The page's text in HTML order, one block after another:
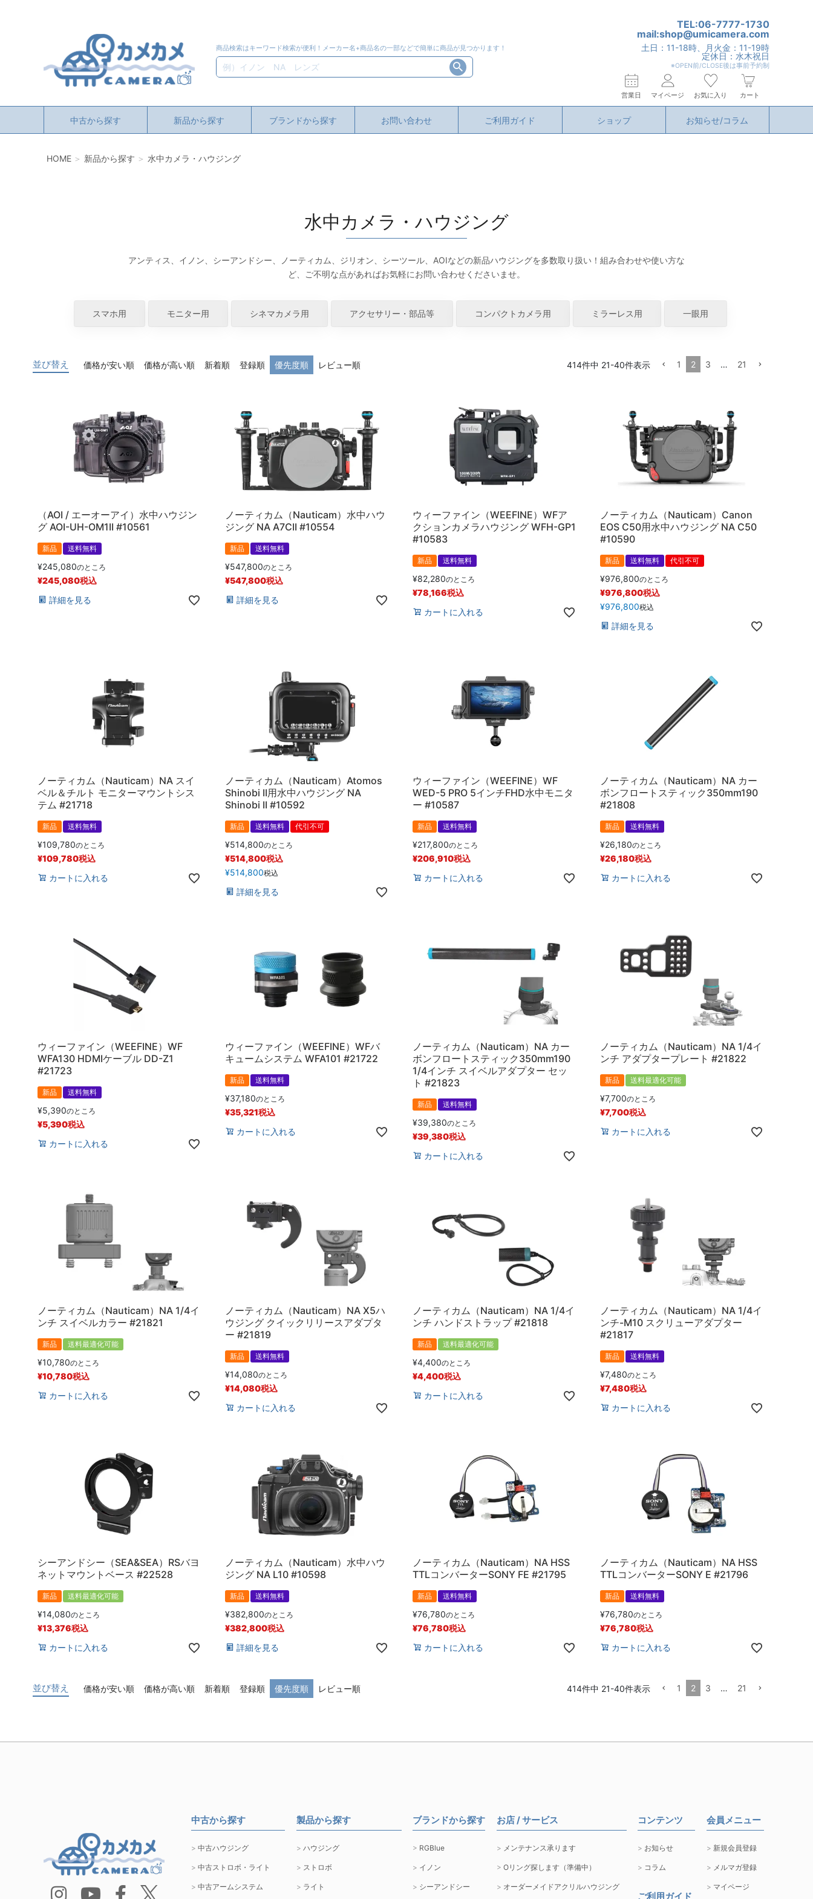
商品検索はキーワード検索が便利！メーカー名+商品名の一部などで簡単に商品が見つかります！
検索
TEL:06-7777-1730
mail:shop@umicamera.com
土日：11-18時、月火金：11-19時
定休日：水木祝日
※OPEN前/CLOSE後は事前予約制
営業日 マイページ お気に入り カート
中古から探す 新品から探す ブランドから探す お問い合わせ ご利用ガイド ショップ お知らせ/コラム
HOME 新品から探す 水中カメラ・ハウジング
水中カメラ・ハウジング
アンティス、イノン、シーアンドシー、ノーティカム、ジリオン、シーツール、AOIなどの新品ハウジングを多数取り扱い！組み合わせや使い方な
ど、ご不明な点があればお気軽にお問い合わせくださいませ。
スマホ用 モニター用 シネマカメラ用 アクセサリー・部品等 コンパクトカメラ用 ミラーレス用 一眼用
並び替え 価格が安い順 価格が高い順 新着順 登録順 優先度順 レビュー順 414件中 21-40件表示 1 2 3 … 21
（AOI / エーオーアイ）水中ハウジン
グ AOI-UH-OM1II #10561
新品 送料無料
¥245,080のところ
¥245,080税込
詳細を見る
ノーティカム（Nauticam）水中ハウ
ジング NA A7CII #10554
新品 送料無料
¥547,800のところ
¥547,800税込
詳細を見る
ウィーファイン（WEEFINE）WFア
クションカメラハウジング WFH-GP1
#10583
新品 送料無料
¥82,280のところ
¥78,166税込
カートに入れる
ノーティカム（Nauticam）Canon
EOS C50用水中ハウジング NA C50
#10590
新品 送料無料 代引不可
¥976,800のところ
¥976,800税込
¥976,800税込
詳細を見る
ノーティカム（Nauticam）NA スイ
ベル＆チルト モニターマウントシス
テム #21718
新品 送料無料
¥109,780のところ
¥109,780税込
カートに入れる
ノーティカム（Nauticam）Atomos
Shinobi II用水中ハウジング NA
Shinobi II #10592
新品 送料無料 代引不可
¥514,800のところ
¥514,800税込
¥514,800税込
詳細を見る
ウィーファイン（WEEFINE）WF
WED-5 PRO 5インチFHD水中モニタ
ー #10587
新品 送料無料
¥217,800のところ
¥206,910税込
カートに入れる
ノーティカム（Nauticam）NA カー
ボンフロートスティック350mm190
#21808
新品 送料無料
¥26,180のところ
¥26,180税込
カートに入れる
ウィーファイン（WEEFINE）WF
WFA130 HDMIケーブル DD-Z1
#21723
新品 送料無料
¥5,390のところ
¥5,390税込
カートに入れる
ウィーファイン（WEEFINE）WFバ
キュームシステム WFA101 #21722
新品 送料無料
¥37,180のところ
¥35,321税込
カートに入れる
ノーティカム（Nauticam）NA カー
ボンフロートスティック350mm190
1/4インチ スイベルアダプター セッ
ト #21823
新品 送料無料
¥39,380のところ
¥39,380税込
カートに入れる
ノーティカム（Nauticam）NA 1/4イ
ンチ アダプタープレート #21822
新品 送料最適化可能
¥7,700のところ
¥7,700税込
カートに入れる
ノーティカム（Nauticam）NA 1/4イ
ンチ スイベルカラー #21821
新品 送料最適化可能
¥10,780のところ
¥10,780税込
カートに入れる
ノーティカム（Nauticam）NA X5ハ
ウジング クイックリリースアダプタ
ー #21819
新品 送料無料
¥14,080のところ
¥14,080税込
カートに入れる
ノーティカム（Nauticam）NA 1/4イ
ンチ ハンドストラップ #21818
新品 送料最適化可能
¥4,400のところ
¥4,400税込
カートに入れる
ノーティカム（Nauticam）NA 1/4イ
ンチ-M10 スクリューアダプター
#21817
新品 送料無料
¥7,480のところ
¥7,480税込
カートに入れる
シーアンドシー（SEA&SEA）RSバヨ
ネットマウントベース #22528
新品 送料最適化可能
¥14,080のところ
¥13,376税込
カートに入れる
ノーティカム（Nauticam）水中ハウ
ジング NA L10 #10598
新品 送料無料
¥382,800のところ
¥382,800税込
詳細を見る
ノーティカム（Nauticam）NA HSS
TTLコンバーターSONY FE #21795
新品 送料無料
¥76,780のところ
¥76,780税込
カートに入れる
ノーティカム（Nauticam）NA HSS
TTLコンバーターSONY E #21796
新品 送料無料
¥76,780のところ
¥76,780税込
カートに入れる
並び替え 価格が安い順 価格が高い順 新着順 登録順 優先度順 レビュー順 414件中 21-40件表示 1 2 3 … 21
中古から探す
中古ハウジング
中古ストロボ・ライト
中古アームシステム
製品から探す
ハウジング
ストロボ
ライト
ブランドから探す
RGBlue
イノン
シーアンドシー
お店 / サービス
メンテナンス承ります
Oリング探します（準備中）
オーダーメイドアクリルハウジング
コンテンツ
お知らせ
コラム
ご利用ガイド
会員メニュー
新規会員登録
メルマガ登録
マイページ